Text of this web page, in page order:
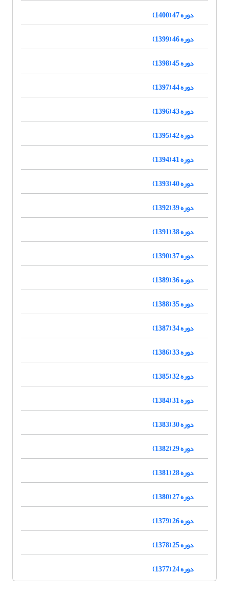
دوره 47 (1400)
دوره 46 (1399)
دوره 45 (1398)
دوره 44 (1397)
دوره 43 (1396)
دوره 42 (1395)
دوره 41 (1394)
دوره 40 (1393)
دوره 39 (1392)
دوره 38 (1391)
دوره 37 (1390)
دوره 36 (1389)
دوره 35 (1388)
دوره 34 (1387)
دوره 33 (1386)
دوره 32 (1385)
دوره 31 (1384)
دوره 30 (1383)
دوره 29 (1382)
دوره 28 (1381)
دوره 27 (1380)
دوره 26 (1379)
دوره 25 (1378)
دوره 24 (1377)